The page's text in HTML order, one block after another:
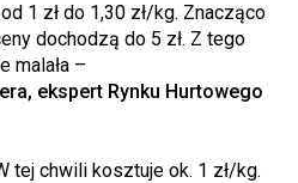
1 zł do 1,30 zł/kg. Znacząco
dochodzą do 5 zł. Z tego
malała –
ekspert Rynku Hurtowego
tej chwili kosztuje ok. 1 zł/kg.